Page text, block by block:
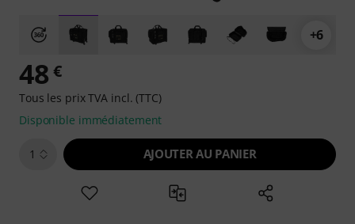
+6
48 €
Tous les prix TVA incl. (TTC)
Disponible immédiatement
1 AJOUTER AU PANIER